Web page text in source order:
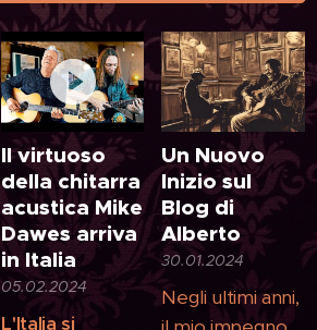
Il virtuoso
della chitarra
acustica Mike
Dawes arriva
in Italia
05.02.2024
L'Italia si
Un Nuovo
Inizio sul
Blog di
Alberto
30.01.2024
Negli ultimi anni,